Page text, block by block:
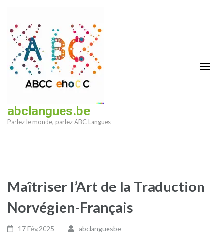
contenu
(Pressez
Entrée)
abclangues.be
Parlez le monde, parlez ABC Langues
Maîtriser l’Art de la Traduction
Norvégien-Français
17 Fév,2025
abclanguesbe